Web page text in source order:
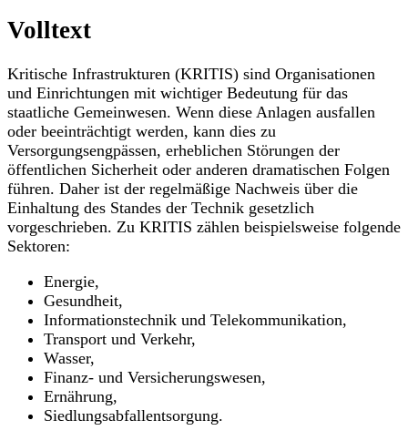
Volltext
Kritische Infrastrukturen (KRITIS) sind Organisationen
und Einrichtungen mit wichtiger Bedeutung für das
staatliche Gemeinwesen. Wenn diese Anlagen ausfallen
oder beeinträchtigt werden, kann dies zu
Versorgungsengpässen, erheblichen Störungen der
öffentlichen Sicherheit oder anderen dramatischen Folgen
führen. Daher ist der regelmäßige Nachweis über die
Einhaltung des Standes der Technik gesetzlich
vorgeschrieben. Zu KRITIS zählen beispielsweise folgende
Sektoren:
Energie,
Gesundheit,
Informationstechnik und Telekommunikation,
Transport und Verkehr,
Wasser,
Finanz- und Versicherungswesen,
Ernährung,
Siedlungsabfallentsorgung.